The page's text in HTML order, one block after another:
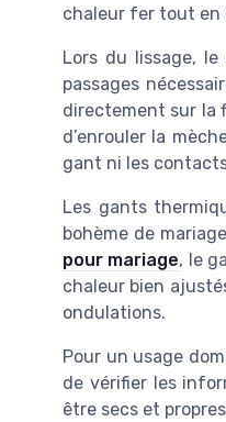
chaleur fer tout en
Lors du lissage,
passages
directement sur la
d’enrouler la
gant ni les
Les gants
bohème de
pour mariage, le
chaleur bien
ondulations.
Pour un usage
de vérifier les
être secs et